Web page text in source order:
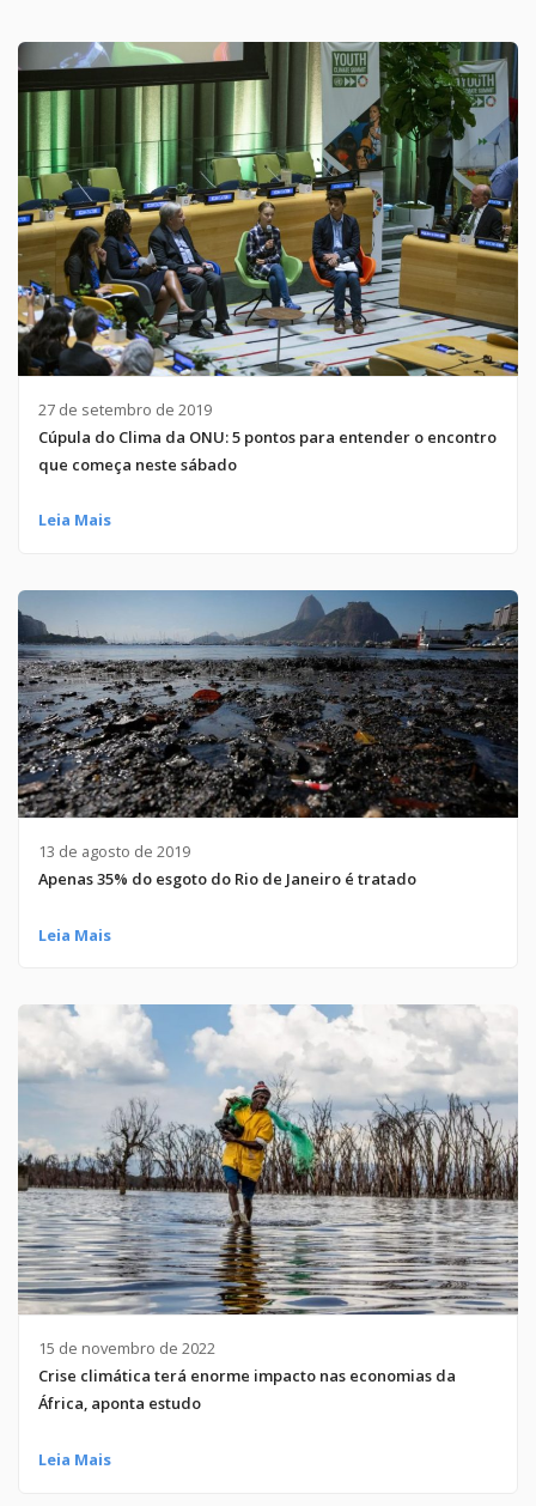
27 de setembro de 2019
Cúpula do Clima da ONU: 5 pontos para entender o encontro
que começa neste sábado
Leia Mais
13 de agosto de 2019
Apenas 35% do esgoto do Rio de Janeiro é tratado
Leia Mais
15 de novembro de 2022
Crise climática terá enorme impacto nas economias da
África, aponta estudo
Leia Mais